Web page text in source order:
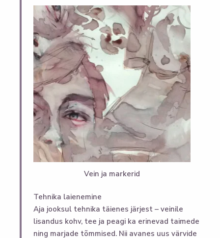
Vein ja markerid
Tehnika laienemine
Aja jooksul tehnika täienes järjest – veinile
lisandus kohv, tee ja peagi ka erinevad taimede
ning marjade tõmmised. Nii avanes uus värvide